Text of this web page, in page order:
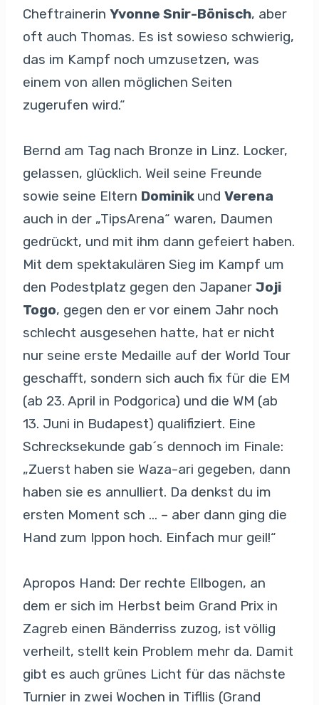
Cheftrainerin Yvonne Snir-Bönisch, aber
oft auch Thomas. Es ist sowieso schwierig,
das im Kampf noch umzusetzen, was
einem von allen möglichen Seiten
zugerufen wird.“
Bernd am Tag nach Bronze in Linz. Locker,
gelassen, glücklich. Weil seine Freunde
sowie seine Eltern Dominik und Verena
auch in der „TipsArena“ waren, Daumen
gedrückt, und mit ihm dann gefeiert haben.
Mit dem spektakulären Sieg im Kampf um
den Podestplatz gegen den Japaner Joji
Togo, gegen den er vor einem Jahr noch
schlecht ausgesehen hatte, hat er nicht
nur seine erste Medaille auf der World Tour
geschafft, sondern sich auch fix für die EM
(ab 23. April in Podgorica) und die WM (ab
13. Juni in Budapest) qualifiziert. Eine
Schrecksekunde gab´s dennoch im Finale:
„Zuerst haben sie Waza-ari gegeben, dann
haben sie es annulliert. Da denkst du im
ersten Moment sch … – aber dann ging die
Hand zum Ippon hoch. Einfach mur geil!“
Apropos Hand: Der rechte Ellbogen, an
dem er sich im Herbst beim Grand Prix in
Zagreb einen Bänderriss zuzog, ist völlig
verheilt, stellt kein Problem mehr da. Damit
gibt es auch grünes Licht für das nächste
Turnier in zwei Wochen in Tifllis (Grand